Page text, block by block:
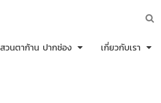
สวนตาก้าน ปากช่อง เกี่ยวกับเรา